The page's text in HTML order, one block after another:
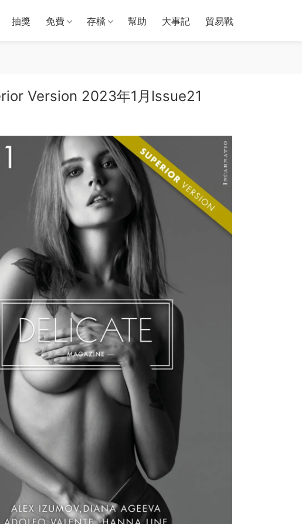
抽獎 免費 存檔 幫助 大事記 貿易戰
Version 2023年1月Issue21